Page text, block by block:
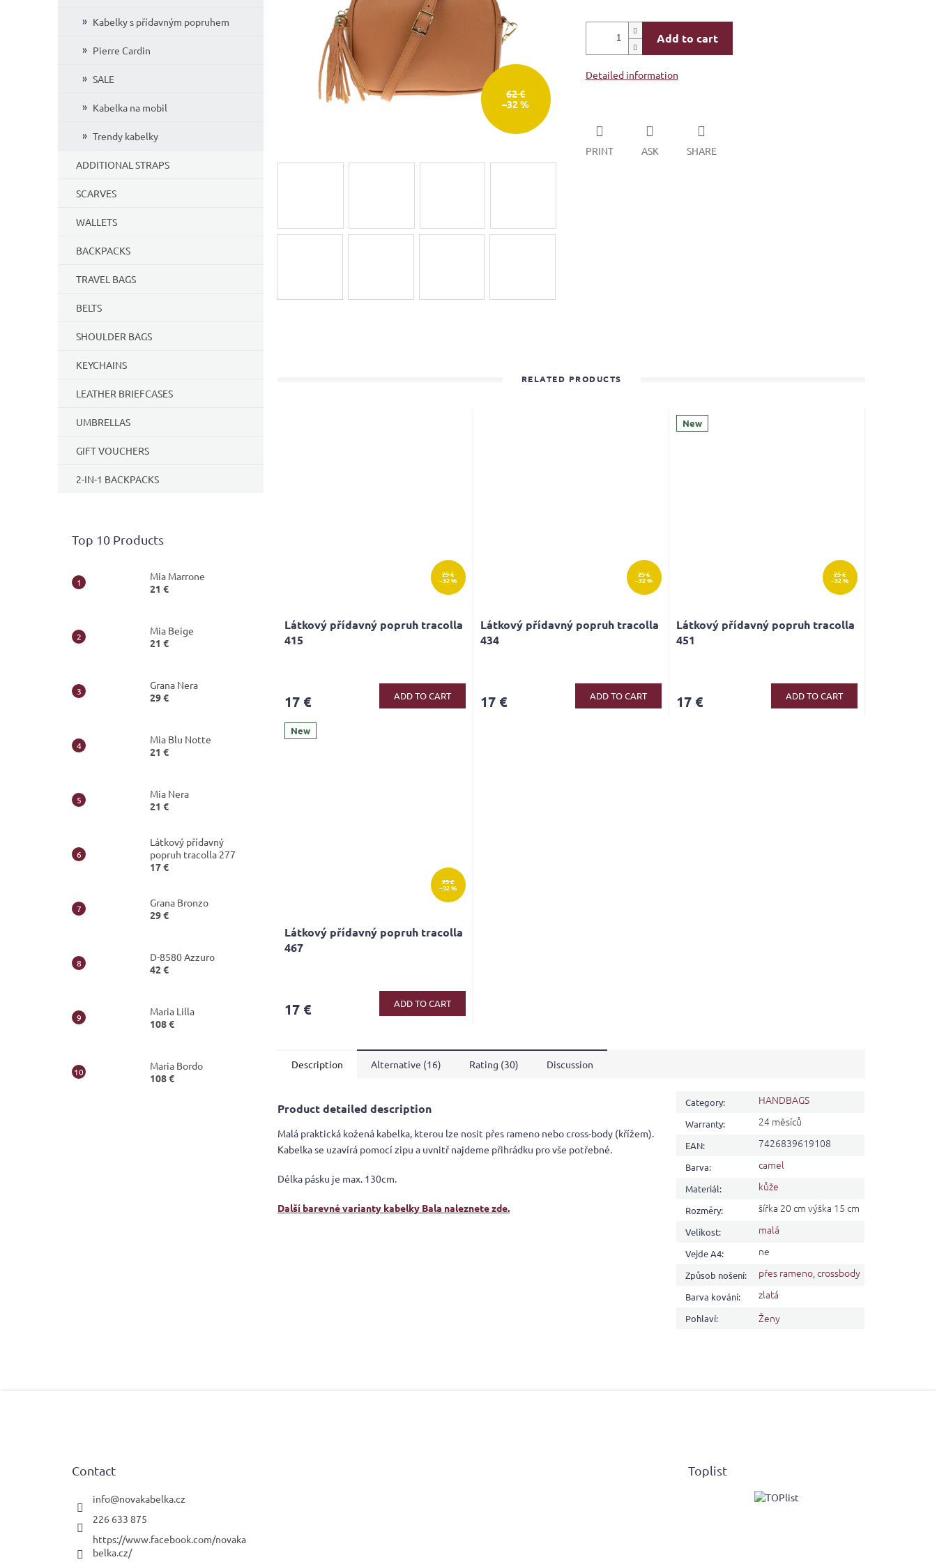
Kabelky s přídavným popruhem
Pierre Cardin
SALE
Kabelka na mobil
Trendy kabelky
ADDITIONAL STRAPS
SCARVES
WALLETS
BACKPACKS
TRAVEL BAGS
BELTS
SHOULDER BAGS
KEYCHAINS
LEATHER BRIEFCASES
UMBRELLAS
GIFT VOUCHERS
2-IN-1 BACKPACKS
Top 10 Products
Mia Marrone
21 €
Mia Beige
21 €
Grana Nera
29 €
Mia Blu Notte
21 €
Mia Nera
21 €
Látkový přídavný
popruh tracolla 277
17 €
Grana Bronzo
29 €
D-8580 Azzuro
42 €
Maria Lilla
108 €
Maria Bordo
108 €
62 €
–32 %
Add to cart
Detailed information
PRINT ASK SHARE
RELATED PRODUCTS
25 €
–32 %
Látkový přídavný popruh tracolla
415
17 € ADD TO CART
25 €
–32 %
Látkový přídavný popruh tracolla
434
17 € ADD TO CART
New
25 €
–32 %
Látkový přídavný popruh tracolla
451
17 € ADD TO CART
New
25 €
–32 %
Látkový přídavný popruh tracolla
467
17 € ADD TO CART
Description Alternative (16) Rating (30) Discussion
Product detailed description
Malá praktická kožená kabelka, kterou lze nosit přes rameno nebo cross-body (křížem).
Kabelka se uzavírá pomocí zipu a uvnitř najdeme přihrádku pro vše potřebné.
Délka pásku je max. 130cm.
Další barevné varianty kabelky Bala naleznete zde.
Category: HANDBAGS
Warranty: 24 měsíců
EAN: 7426839619108
Barva: camel
Materiál: kůže
Rozměry: šířka 20 cm výška 15 cm
Velikost: malá
Vejde A4: ne
Způsob nošení: přes rameno,crossbody
Barva kování: zlatá
Pohlaví: Ženy
Contact
info@novakabelka.cz
226 633 875
https://www.facebook.com/novaka
belka.cz/
Toplist